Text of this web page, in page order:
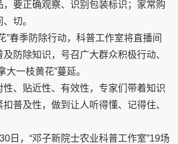
，要正确观察、识别包装标识；家常购
切。
”春季防除行动，科普工作室将直播间
防除知识，号召广大群众积极行动、
大一枝黄花”蔓延。
、贴近性、有效性，专家们带着知识
普及性，做到让人听得懂、记得住、
日，“邓子新院士农业科普工作室”19场